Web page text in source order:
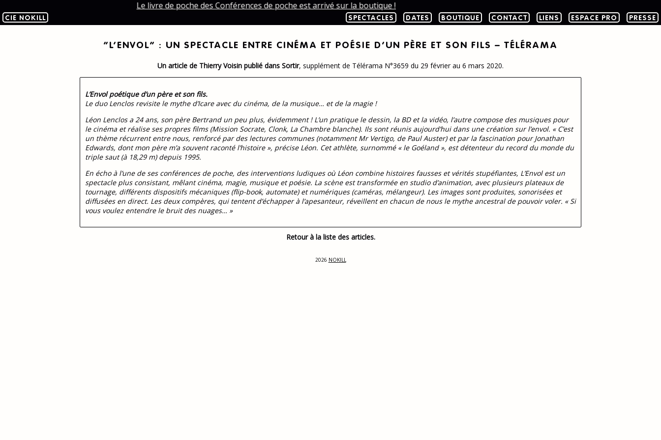
Le livre de poche des Conférences de poche est arrivé sur la boutique !
CIE NOKILL SPECTACLES DATES BOUTIQUE CONTACT LIENS ESPACE PRO PRESSE
“L’ENVOL” : UN SPECTACLE ENTRE CINÉMA ET POÉSIE D’UN PÈRE ET SON FILS – TÉLÉRAMA
Un article de Thierry Voisin publié dans Sortir, supplément de Télérama N°3659 du 29 février au 6 mars 2020.
L’Envol poétique d’un père et son fils.
Le duo Lenclos revisite le mythe d’Icare avec du cinéma, de la musique… et de la magie !
Léon Lenclos a 24 ans, son père Bertrand un peu plus, évidemment ! L’un pratique le dessin, la BD et la vidéo, l’autre compose des musiques pour
le cinéma et réalise ses propres films (Mission Socrate, Clonk, La Chambre blanche). Ils sont réunis aujourd’hui dans une création sur l’envol. « C’est
un thème récurrent entre nous, renforcé par des lectures communes (notamment Mr Vertigo, de Paul Auster) et par la fascination pour Jonathan
Edwards, dont mon père m’a souvent raconté l’histoire », précise Léon. Cet athlète, surnommé « le Goéland », est détenteur du record du monde du
triple saut (à 18,29 m) depuis 1995.
En écho à l’une de ses conférences de poche, des interventions ludiques où Léon combine histoires fausses et vérités stupéfiantes, L’Envol est un
spectacle plus consistant, mêlant cinéma, magie, musique et poésie. La scène est transformée en studio d’animation, avec plusieurs plateaux de
tournage, différents dispositifs mécaniques (flip-book, automate) et numériques (caméras, mélangeur). Les images sont produites, sonorisées et
diffusées en direct. Les deux compères, qui tentent d’échapper à l’apesanteur, réveillent en chacun de nous le mythe ancestral de pouvoir voler. « Si
vous voulez entendre le bruit des nuages… »
Retour à la liste des articles.
2026 NOKILL